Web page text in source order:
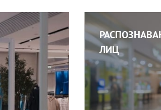
ЛИЦ